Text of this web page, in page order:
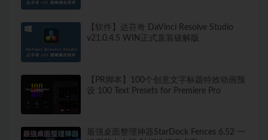
【软件】达芬奇 DaVinci Resolve Studio
v21.0.4.5 WIN正式直装破解版
【PR脚本】100个创意文字标题特效动画预
设 100 Text Presets for Premiere Pro
最强桌面整理神器StarDock Fences 6.52 一